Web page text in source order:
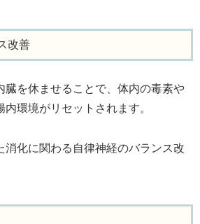
改善
臓を休ませることで、体内の毒素や
環境がリセットされます。
消化に関わる自律神経のバランス改